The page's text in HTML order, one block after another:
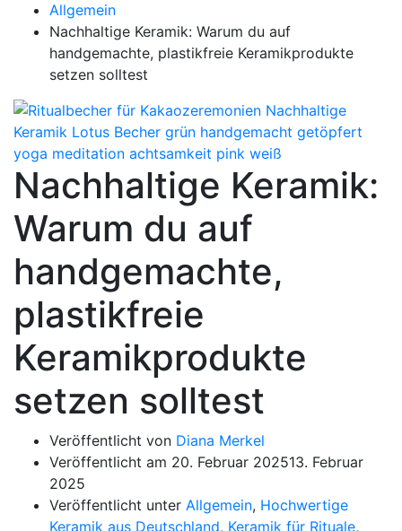
Allgemein
Nachhaltige Keramik: Warum du auf
handgemachte, plastikfreie Keramikprodukte
setzen solltest
Nachhaltige Keramik:
Warum du auf
handgemachte,
plastikfreie
Keramikprodukte
setzen solltest
Veröffentlicht von Diana Merkel
Veröffentlicht am 20. Februar 202513. Februar
2025
Veröffentlicht unter Allgemein, Hochwertige
Keramik aus Deutschland, Keramik für Rituale,